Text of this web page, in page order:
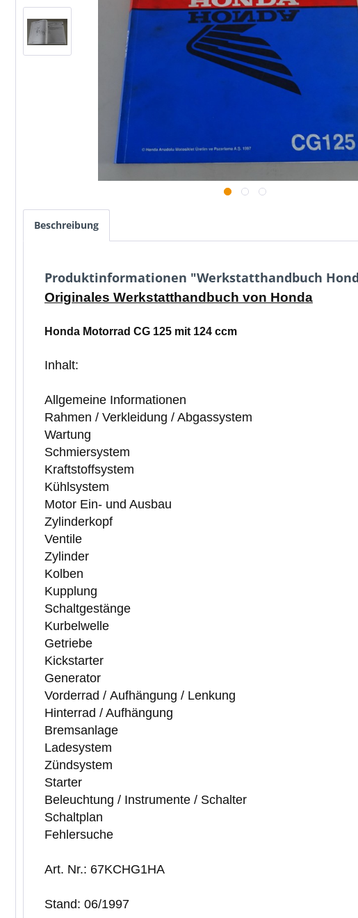
Beschreibung
Produktinformationen "Werkstatthandbuch
Originales Werkstatthandbuch von Honda
Honda Motorrad CG 125 mit 124 ccm
Inhalt:
Allgemeine Informationen
Rahmen / Verkleidung / Abgassystem
Wartung
Schmiersystem
Kraftstoffsystem
Kühlsystem
Motor Ein- und Ausbau
Zylinderkopf
Ventile
Zylinder
Kolben
Kupplung
Schaltgestänge
Kurbelwelle
Getriebe
Kickstarter
Generator
Vorderrad / Aufhängung / Lenkung
Hinterrad / Aufhängung
Bremsanlage
Ladesystem
Zündsystem
Starter
Beleuchtung / Instrumente / Schalter
Schaltplan
Fehlersuche
Art. Nr.: 67KCHG1HA
Stand: 06/1997